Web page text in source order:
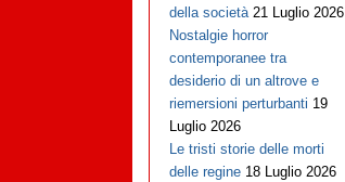
della società 21 Luglio 2026
Nostalgie horror
contemporanee tra
desiderio di un altrove e
riemersioni perturbanti 19
Luglio 2026
Le tristi storie delle morti
delle regine 18 Luglio 2026